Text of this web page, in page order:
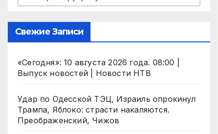
Свежие Записи
«Сегодня»: 10 августа 2026 года. 08:00 |
Выпуск новостей | Новости НТВ
Удар по Одесской ТЭЦ, Израиль опрокинул
Трампа, Яблоко: страсти накаляются.
Преображенский, Чижов